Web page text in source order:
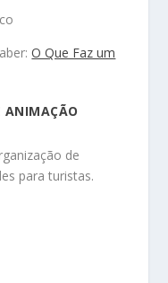
O Que Faz um
ANIMAÇÃO
de
para turistas.